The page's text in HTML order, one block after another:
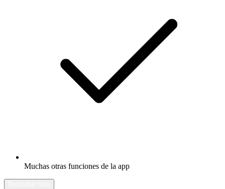
Muchas otras funciones de la app